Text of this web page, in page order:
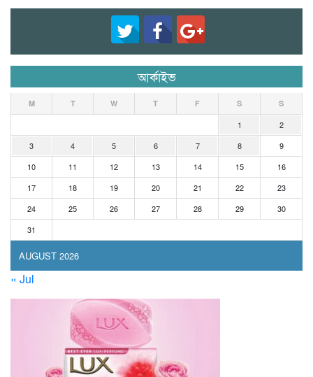
আর্কাইভ
AUGUST 2026
M T W T F S S
1
2
3
4 5 6 7 8
9
10
11 12 13 14 15
16
17
18 19 20 21 22
23
24
25 26 27 28 29
30
31
« Jul